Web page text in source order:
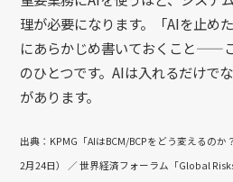
理が必要になります。「AIを止め
にあらかじめ書いておくこと——
のひとつです。AIは入れるだけで
があります。
出典：KPMG「AIはBCM/BCPをどう変えるの
2月24日） ／ 世界経済フォーラム「Global